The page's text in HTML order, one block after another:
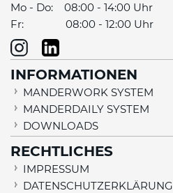
Mo - Do: 08:00 - 14:00 Uhr
Fr: 08:00 - 12:00 Uhr
INFORMATIONEN
MANDERWORK SYSTEM
MANDERDAILY SYSTEM
DOWNLOADS
RECHTLICHES
IMPRESSUM
DATENSCHUTZERKLÄRUNG